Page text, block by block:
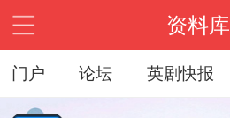
资料库
门户 论坛 英剧快报